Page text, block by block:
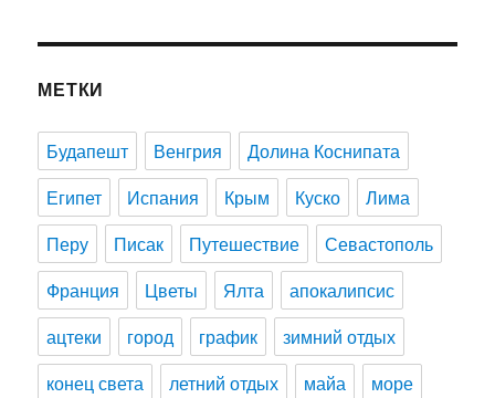
МЕТКИ
Будапешт Венгрия
Долина Коснипата
Египет
Испания Крым Куско
Лима
Перу
Писак Путешествие
Севастополь
Франция
Цветы Ялта
апокалипсис
ацтеки
город график
зимний отдых
конец света
летний отдых майа
море